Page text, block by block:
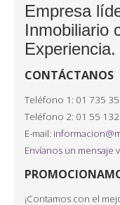
Empresa
Inmobiliario
Experiencia.
CONTÁCTANOS
Teléfono 1: 01 735
Teléfono 2: 01 55
E-mail:
Envíanos un mensaje
¡Contamos con el